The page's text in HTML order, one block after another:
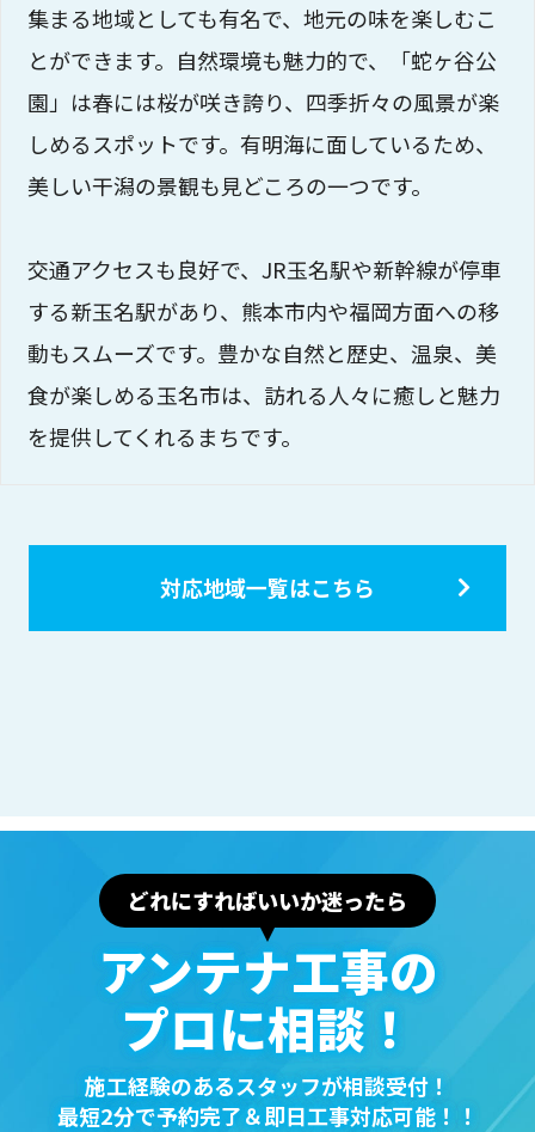
集まる地域としても有名で、地元の味を楽しむこ
とができます。自然環境も魅力的で、「蛇ヶ谷公
園」は春には桜が咲き誇り、四季折々の風景が楽
しめるスポットです。有明海に面しているため、
美しい干潟の景観も見どころの一つです。
交通アクセスも良好で、JR玉名駅や新幹線が停車
する新玉名駅があり、熊本市内や福岡方面への移
動もスムーズです。豊かな自然と歴史、温泉、美
食が楽しめる玉名市は、訪れる人々に癒しと魅力
を提供してくれるまちです。
対応地域一覧はこちら
どれにすればいいか迷ったら
アンテナ⼯事の
プロに相談！
施⼯経験のあるスタッフが相談受付！
最短2分で予約完了＆即⽇⼯事対応可能！！